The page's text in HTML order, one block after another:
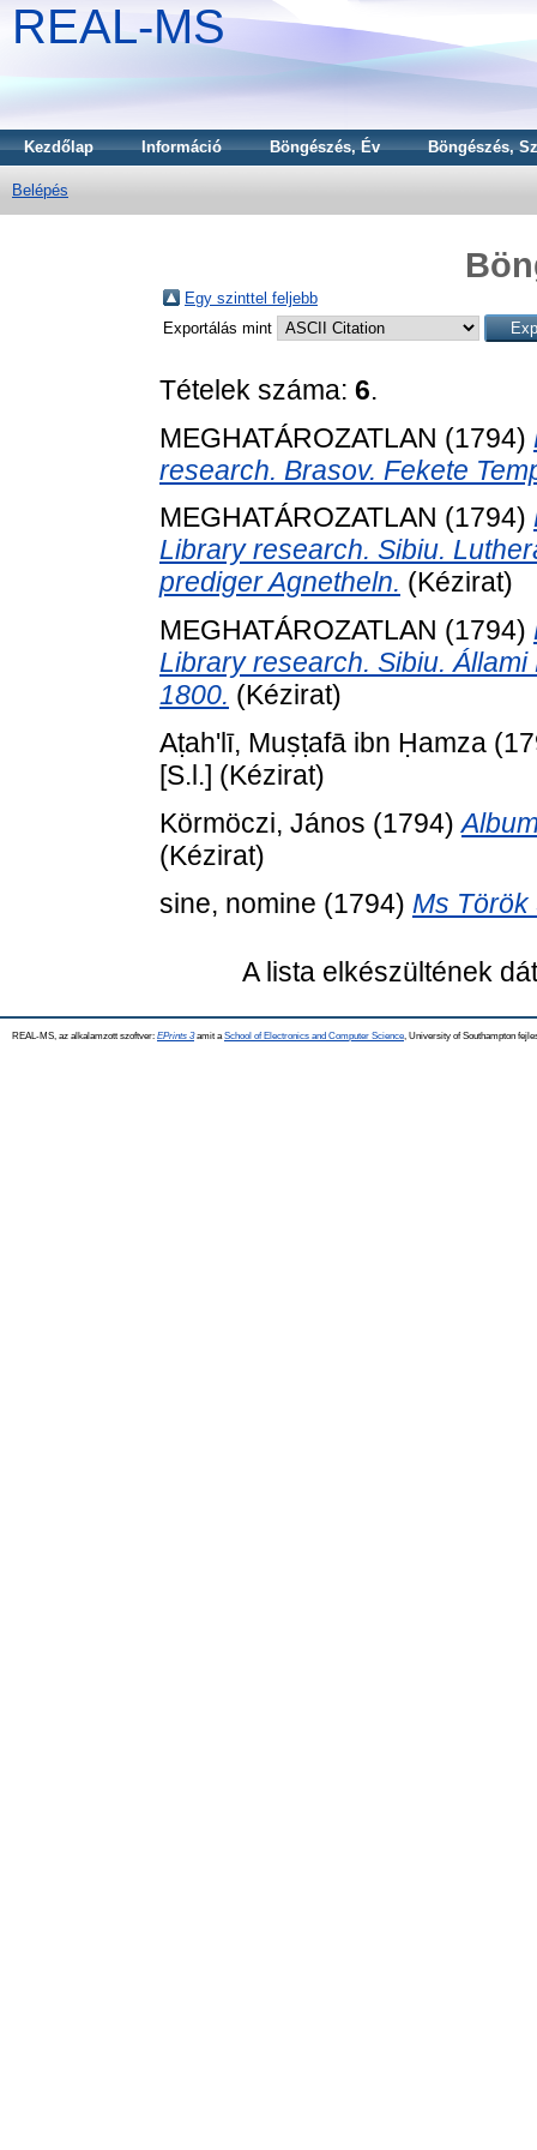
REAL-MS
Kezdőlap Információ Böngészés, Év Böngészés,
Belépés
Egy szinttel feljebb
Exportálás mint
Tételek száma: 6.
MEGHATÁROZATLAN (1794)
research. Brasov. Fekete
MEGHATÁROZATLAN (1794)
Library research. Sibiu.
prediger Agnetheln. (Kézirat)
MEGHATÁROZATLAN (1794)
Library research. Sibiu.
1800. (Kézirat)
Aṭah'lī, Muṣṭafā ibn Ḥamza
[S.l.] (Kézirat)
Körmöczi, János (1794)
(Kézirat)
sine, nomine (1794) Ms Török
A lista elkészültének
REAL-MS, az alkalamzott szoftver: EPrints 3amit a School of Electronics and Computer Science , University of Southampton